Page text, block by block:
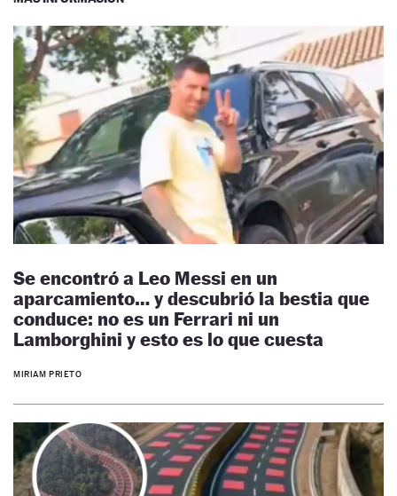
Se encontró a Leo Messi en un
aparcamiento… y descubrió la bestia que
conduce: no es un Ferrari ni un
Lamborghini y esto es lo que cuesta
MIRIAM PRIETO